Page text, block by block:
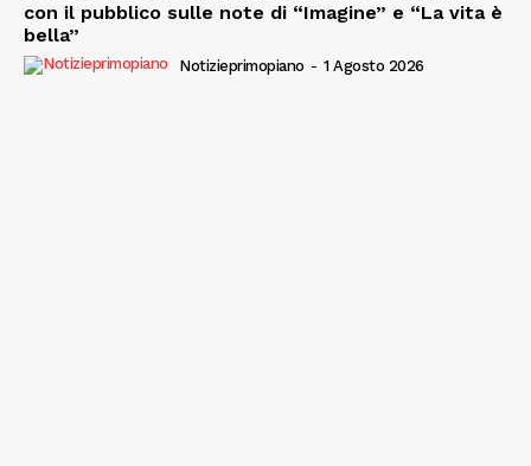
con il pubblico sulle note di “Imagine” e “La vita è
bella”
Notizieprimopiano - 1 Agosto 2026